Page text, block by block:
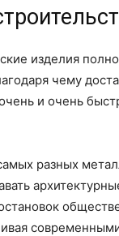
изделия
чему
и очень
разных